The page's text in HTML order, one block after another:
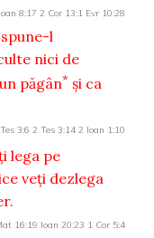
Ioan 8:17 2 Cor 13:1 Evr 10:28
l
nici de
păgân* şi ca
3:6 2 Tes 3:14 2 Ioan 1:10
lega pe
veţi dezlega
16:19 Ioan 20:23 1 Cor 5:4